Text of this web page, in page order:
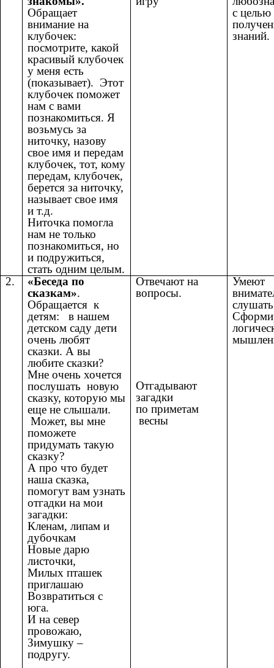
Обращает
внимание на
клубочек:
посмотрите, какой
красивый клубочек
у меня есть
(показывает). Этот
клубочек поможет
нам с вами
познакомиться. Я
возьмусь за
ниточку, назову
свое имя и передам
клубочек, тот, кому
передам, клубочек,
берется за ниточку,
называет свое имя
и т.д.
Ниточка помогла
нам не только
познакомиться, но
и подружиться,
стать одним целым.
с целью
знаний.
2.
«Беседа по
сказкам».
Обращается к
детям: в нашем
детском саду дети
очень любят
сказки. А вы
любите сказки?
Мне очень хочется
послушать новую
сказку, которую мы
еще не слышали.
Может, вы мне
поможете
придумать такую
сказку?
А про что будет
наша сказка,
помогут вам узнать
отгадки на мои
загадки:
Кленам, липам и
дубочкам
Новые дарю
листочки,
Милых пташек
приглашаю
Возвратиться с
юга.
И на север
провожаю,
Зимушку –
подругу.
Отвечают на
вопросы.
Отгадывают
загадки
по приметам
весны
Умеют